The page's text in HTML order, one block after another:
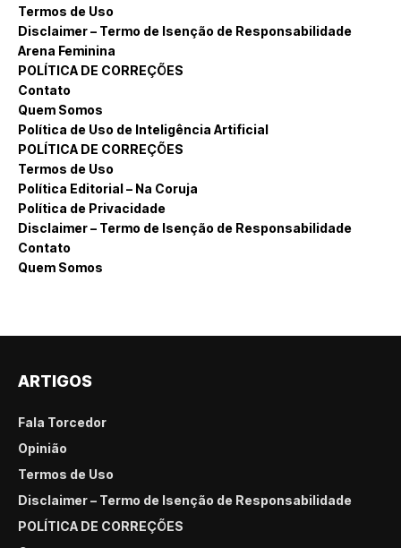
Termos de Uso
Disclaimer – Termo de Isenção de Responsabilidade
Arena Feminina
POLÍTICA DE CORREÇÕES
Contato
Quem Somos
Política de Uso de Inteligência Artificial
POLÍTICA DE CORREÇÕES
Termos de Uso
Política Editorial – Na Coruja
Política de Privacidade
Disclaimer – Termo de Isenção de Responsabilidade
Contato
Quem Somos
ARTIGOS
Fala Torcedor
Opinião
Termos de Uso
Disclaimer – Termo de Isenção de Responsabilidade
POLÍTICA DE CORREÇÕES